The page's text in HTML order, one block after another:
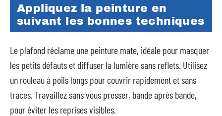
Appliquez la peinture en
suivant les bonnes techniques
Le plafond réclame une peinture mate, idéale pour masquer
les petits défauts et diffuser la lumière sans reflets. Utilisez
un rouleau à poils longs pour couvrir rapidement et sans
traces. Travaillez sans vous presser, bande après bande,
pour éviter les reprises visibles.